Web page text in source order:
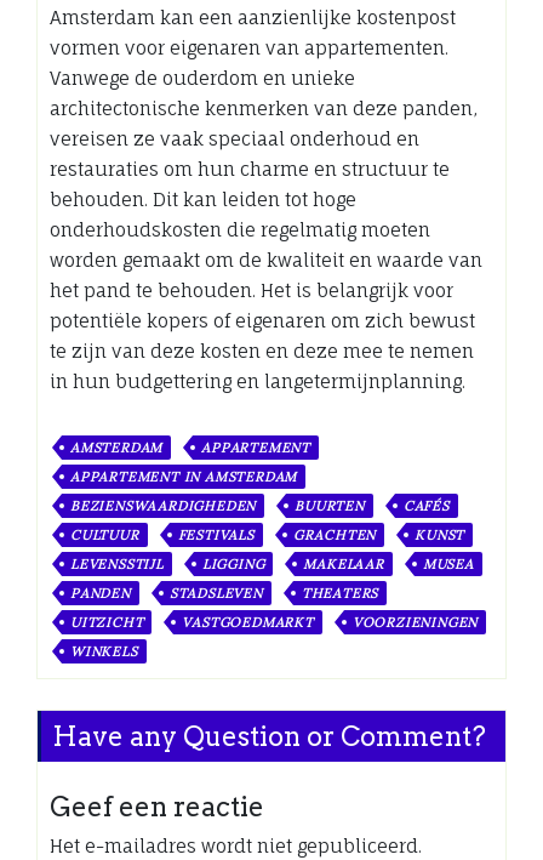
Amsterdam kan een aanzienlijke kostenpost
vormen voor eigenaren van appartementen.
Vanwege de ouderdom en unieke
architectonische kenmerken van deze panden,
vereisen ze vaak speciaal onderhoud en
restauraties om hun charme en structuur te
behouden. Dit kan leiden tot hoge
onderhoudskosten die regelmatig moeten
worden gemaakt om de kwaliteit en waarde van
het pand te behouden. Het is belangrijk voor
potentiële kopers of eigenaren om zich bewust
te zijn van deze kosten en deze mee te nemen
in hun budgettering en langetermijnplanning.
AMSTERDAM
APPARTEMENT
APPARTEMENT IN AMSTERDAM
BEZIENSWAARDIGHEDEN
BUURTEN
CAFÉS
CULTUUR
FESTIVALS GRACHTEN
KUNST
LEVENSSTIJL
LIGGING MAKELAAR
MUSEA
PANDEN
STADSLEVEN
THEATERS
UITZICHT
VASTGOEDMARKT
VOORZIENINGEN
WINKELS
Have any Question or Comment?
Geef een reactie
Het e-mailadres wordt niet gepubliceerd.